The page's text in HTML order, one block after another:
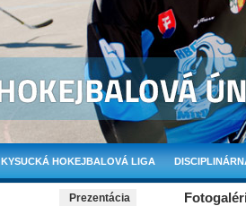
KYSUCKÁ HOKEJBALOVÁ LIGA
Prezentácia